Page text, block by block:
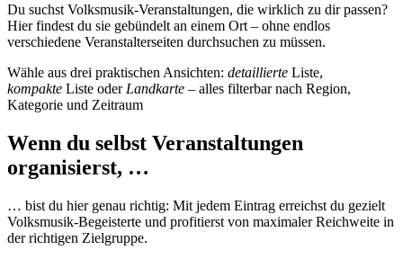
Du suchst Volksmusik-Veranstaltungen, die wirklich zu dir passen?
Hier findest du sie gebündelt an einem Ort – ohne endlos
verschiedene Veranstalterseiten durchsuchen zu müssen.
Wähle aus drei praktischen Ansichten: detaillierte Liste,
kompakte Liste oder Landkarte – alles filterbar nach Region,
Kategorie und Zeitraum
Wenn du selbst Veranstaltungen
organisierst, …
… bist du hier genau richtig: Mit jedem Eintrag erreichst du gezielt
Volksmusik-Begeisterte und profitierst von maximaler Reichweite in
der richtigen Zielgruppe.